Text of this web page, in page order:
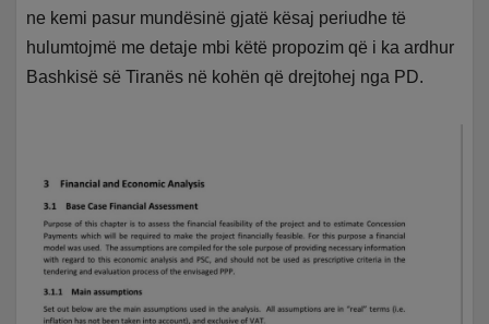
ne kemi pasur mundësinë gjatë kësaj periudhe të
hulumtojmë me detaje mbi këtë propozim që i ka ardhur
Bashkisë së Tiranës në kohën që drejtohej nga PD.